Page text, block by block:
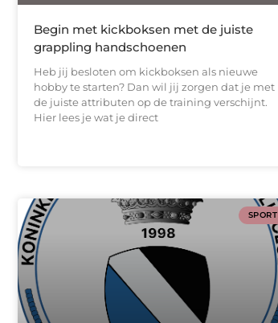
Begin met kickboksen met de juiste
grappling handschoenen
Heb jij besloten om kickboksen als nieuwe
hobby te starten? Dan wil jij zorgen dat je met
de juiste attributen op de training verschijnt.
Hier lees je wat je direct
SPORT